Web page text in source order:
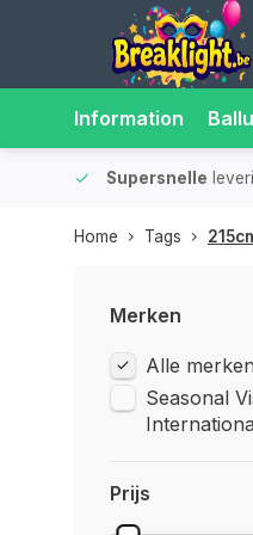
Information
Supersnelle
Home Tags
Merken
Alle merken
Seasonal
Prijs